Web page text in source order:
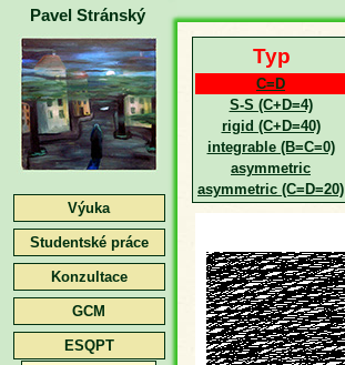
Pavel Stránský
Výuka
Studentské práce
Konzultace
GCM
ESQPT
Typ
C=D
S-S (C+D=4)
rigid (C+D=40)
integrable (B=C=0)
asymmetric
asymmetric (C=D=20)